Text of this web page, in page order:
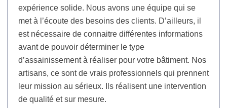
expérience solide. Nous avons une équipe qui se
met à l’écoute des besoins des clients. D’ailleurs, il
est nécessaire de connaitre différentes informations
avant de pouvoir déterminer le type
d’assainissement à réaliser pour votre bâtiment. Nos
artisans, ce sont de vrais professionnels qui prennent
leur mission au sérieux. Ils réalisent une intervention
de qualité et sur mesure.